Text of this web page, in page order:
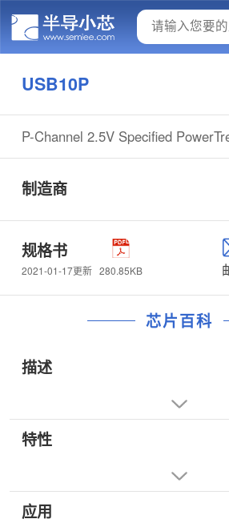
USB10P
P-Channel 2.5V Specified
制造商
规格书
2021-01-17更新 280.85KB
芯片百科
描述
特性
应用